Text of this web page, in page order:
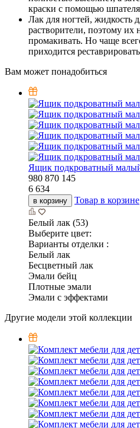
краски с помощью
Лак для ногтей, жидкость
растворители, поэтому их
промакивать. Но чаще
приходится
Вам может понадобиться
Ящик подкроватный
980 870 145
6 634
в корзину Товар в корзине
Белый лак (53)
Выберите цвет:
Варианты отделки :
Белый лак
Бесцветный лак
Эмали бейц
Плотные эмали
Эмали с эффектами
Другие модели этой коллекции